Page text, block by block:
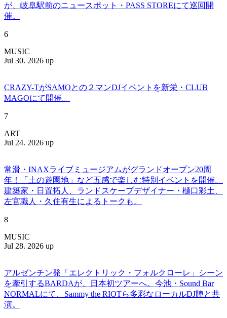
が、岐阜駅前のニュースポット・PASS STOREにて巡回開
催。
6
MUSIC
Jul 30. 2026 up
CRAZY-TがSAMOとの２マンDJイベントを新栄・CLUB
MAGOにて開催。
7
ART
Jul 24. 2026 up
常滑・INAXライブミュージアムがグランドオープン20周
年！「土の遊園地」など五感で楽しむ特別イベントを開催。
建築家・日置拓人、ランドスケープデザイナー・樋口彩土、
左官職人・久住有生によるトークも。
8
MUSIC
Jul 28. 2026 up
アルゼンチン発「エレクトリック・フォルクローレ」シーン
を牽引するBARDAが、日本初ツアーへ。今池・Sound Bar
NORMALにて、Sammy the RIOTら多彩なローカルDJ陣と共
演。